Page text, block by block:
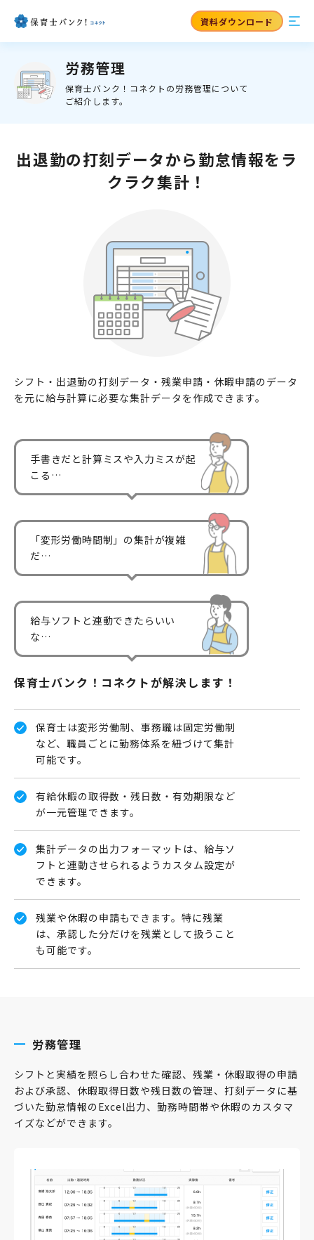
資料ダウンロード
労務管理
保育士バンク！コネクトの労務管理について
ご紹介します。
出退勤の打刻データから勤怠情報をラ
クラク集計！
シフト・出退勤の打刻データ・残業申請・休暇申請のデータ
を元に給与計算に必要な集計データを作成できます。
手書きだと計算ミスや入力ミスが起
こる…
「変形労働時間制」の集計が複雑
だ…
給与ソフトと連動できたらいい
な…
保育士バンク！コネクトが解決します！
保育士は変形労働制、事務職は固定労働制
など、職員ごとに勤務体系を紐づけて集計
可能です。
有給休暇の取得数・残日数・有効期限など
が一元管理できます。
集計データの出力フォーマットは、給与ソ
フトと連動させられるようカスタム設定が
できます。
残業や休暇の申請もできます。特に残業
は、承認した分だけを残業として扱うこと
も可能です。
労務管理
シフトと実績を照らし合わせた確認、残業・休暇取得の申請
および承認、休暇取得日数や残日数の管理、打刻データに基
づいた勤怠情報のExcel出力、勤務時間帯や休暇のカスタマ
イズなどができます。